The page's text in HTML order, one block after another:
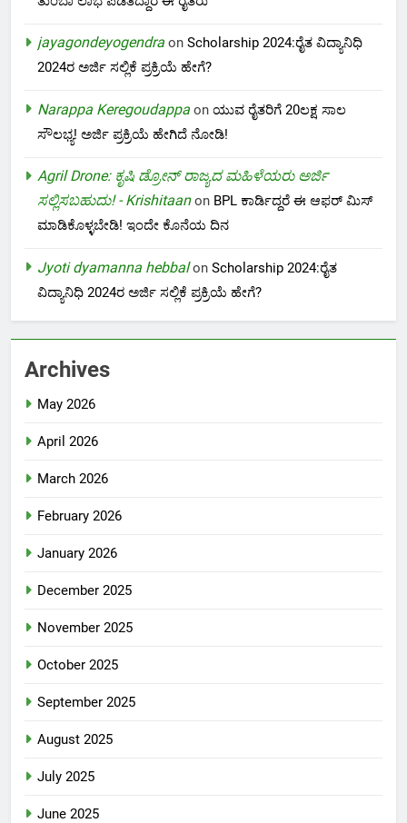
jayagondeyogendra on Scholarship 2024:ರೈತ ವಿದ್ಯಾನಿಧಿ
2024ರ ಅರ್ಜಿ ಸಲ್ಲಿಕೆ ಪ್ರಕ್ರಿಯೆ ಹೇಗೆ?
Narappa Keregoudappa on ಯುವ ರೈತರಿಗೆ 20ಲಕ್ಷ ಸಾಲ
ಸೌಲಭ್ಯ! ಅರ್ಜಿ ಪ್ರಕ್ರಿಯೆ ಹೇಗಿದೆ ನೋಡಿ!
Agril Drone: ಕೃಷಿ ಡ್ರೋನ್ ರಾಜ್ಯದ ಮಹಿಳೆಯರು ಅರ್ಜಿ
ಸಲ್ಲಿಸಬಹುದು! - Krishitaanon BPL ಕಾರ್ಡಿದ್ದರೆ ಈ ಆಫರ್ ಮಿಸ್
ಮಾಡಿಕೊಳ್ಳಬೇಡಿ! ಇಂದೇ ಕೊನೆಯ ದಿನ
Jyoti dyamanna hebbalon Scholarship 2024:ರೈತ
ವಿದ್ಯಾನಿಧಿ 2024ರ ಅರ್ಜಿ ಸಲ್ಲಿಕೆ ಪ್ರಕ್ರಿಯೆ ಹೇಗೆ?
Archives
May 2026
April 2026
March 2026
February 2026
January 2026
December 2025
November 2025
October 2025
September 2025
August 2025
July 2025
June 2025